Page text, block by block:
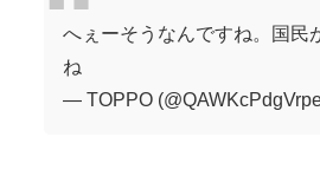
へぇーそうなんですね。国民
ね
— TOPPO